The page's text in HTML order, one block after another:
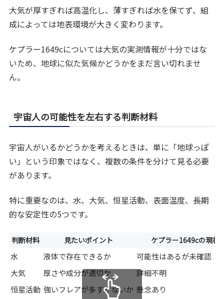
大気が厚すぎれば高温化し、薄すぎれば水を保てず、組
成によっては地表環境が大きく変わります。
ケプラー1649cについては大気の実測情報が十分ではな
いため、地球に似た気候かどうかをまだ言い切れませ
ん。
宇宙人の可能性を左右する判断材料
宇宙人がいるかどうかを考えるときは、単に「地球っぽ
い」という印象ではなく、複数の条件を分けて見る必要
があります。
特に重要なのは、水、大気、恒星活動、表面温度、長期
的な安定性の5つです。
判断材料 見たいポイント ケプラー1649cの現状
水 液体で存在できるか
可能性はあるが未確認
大気
厚さや成分が適切か
詳細不明
恒星活動 強いフレアが多すぎないか 懸念あり